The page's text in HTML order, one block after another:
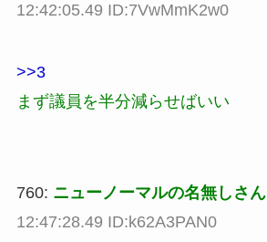
12:42:05.49 ID:7VwMmK2w0
>>3
まず議員を半分減らせばいい
760: ニューノーマルの名無しさん
12:47:28.49 ID:k62A3PAN0